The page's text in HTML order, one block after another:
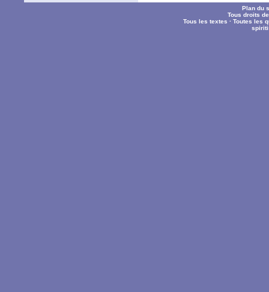
Plan du
Tous droits
Tous les textes ·Toutes les